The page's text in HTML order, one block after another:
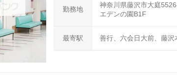
勤務地
神奈川県藤沢市大庭
エデンの園B1F
最寄駅 善行、六会日大前、藤沢